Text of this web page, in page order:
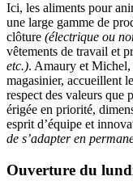
Ici, les aliments pour
une large gamme de
clôture (électrique ou
vêtements de travail et
etc.). Amaury et Michel,
magasinier, accueillent
respect des valeurs que
érigée en priorité,
esprit d’équipe et
de s’adapter en
Ouverture du